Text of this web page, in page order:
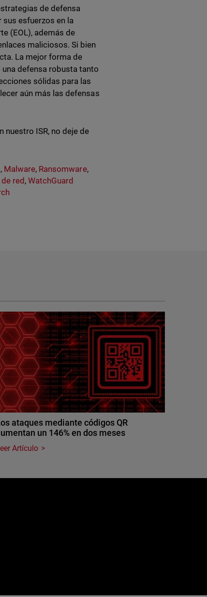
de defensa
sus esfuerzos en la
(EOL), además de
maliciosos. Si bien
La mejor forma de
defensa robusta tanto
sólidas para las
aún más las defensas
ISR, no deje de
, Malware, Ransomware,
red ,WatchGuard
ataques mediante códigos QR
un 146% en dos meses
Artículo